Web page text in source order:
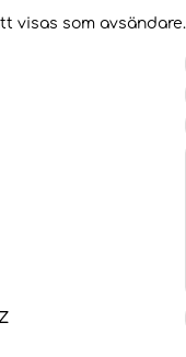
visas som avsändare.